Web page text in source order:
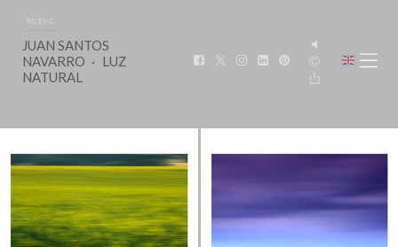
NUEVO
JUAN SANTOS
NAVARRO
LUZ
NATURAL